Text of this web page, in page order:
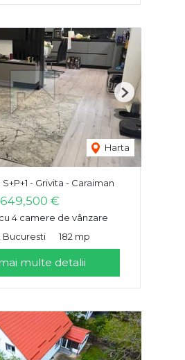
Harta
Next
- Grivita - Caraiman
649,500 €
4 camere de vânzare
Bucuresti
182 mp
multe detalii